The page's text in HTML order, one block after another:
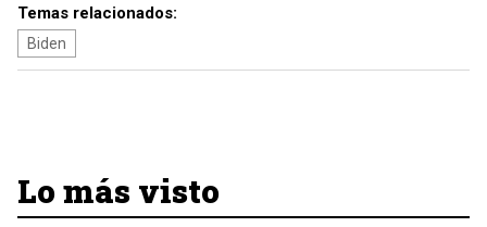
Temas relacionados:
Biden
Lo más visto